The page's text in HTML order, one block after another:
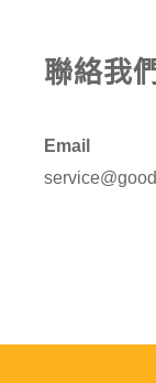
聯絡我
Email